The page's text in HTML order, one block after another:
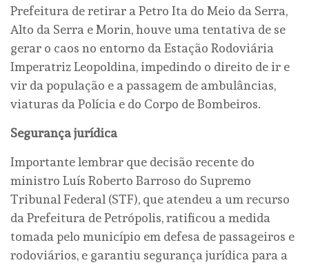
Prefeitura de retirar a Petro Ita do Meio da Serra,
Alto da Serra e Morin, houve uma tentativa de se
gerar o caos no entorno da Estação Rodoviária
Imperatriz Leopoldina, impedindo o direito de ir e
vir da população e a passagem de ambulâncias,
viaturas da Polícia e do Corpo de Bombeiros.
Segurança jurídica
Importante lembrar que decisão recente do
ministro Luís Roberto Barroso do Supremo
Tribunal Federal (STF), que atendeu a um recurso
da Prefeitura de Petrópolis, ratificou a medida
tomada pelo município em defesa de passageiros e
rodoviários, e garantiu segurança jurídica para a